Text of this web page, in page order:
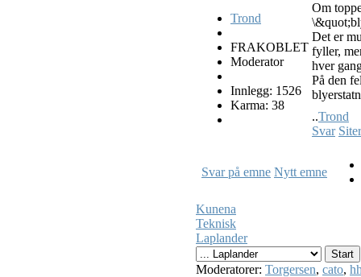
Trond
FRAKOBLET
Moderator
Innlegg: 1526
Karma: 38
Om
Det er
fyller,
hver
På den
..Trond
Svar Siter
Svar på emne Nytt emne
Kunena
Teknisk
Laplander
Moderatorer: Torgersen, cato,